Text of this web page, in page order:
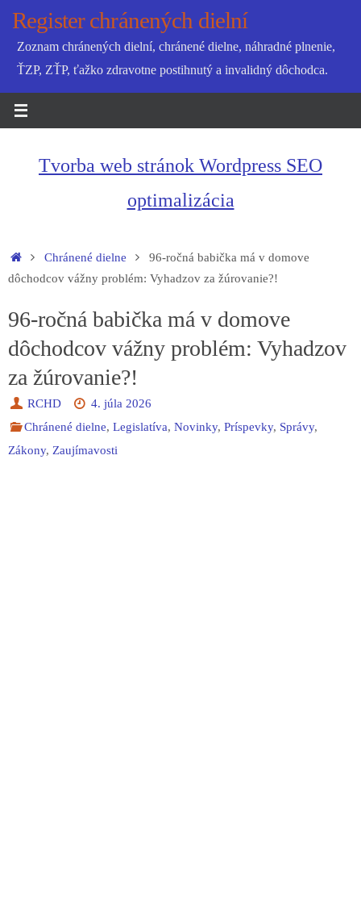
SkipRegister chránených dielní
Zoznam chránených dielní, chránené dielne, náhradné plnenie,
ŤZP, ZŤP, ťažko zdravotne postihnutý a invalidný dôchodca.
Tvorba web stránok Wordpress SEO
optimalizácia
HomeChránené dielne
96-ročná babička má v domove
dôchodcov vážny problém: Vyhadzov za žúrovanie?!
96-ročná babička má v domove
dôchodcov vážny problém: Vyhadzov
za žúrovanie?!
RCHD
4. júla 2026
Chránené dielne,Legislatíva,Novinky,Príspevky, Správy,
Zákony, Zaujímavosti